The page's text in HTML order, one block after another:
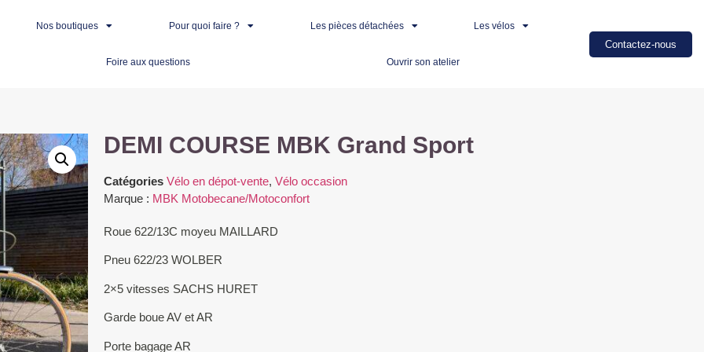
Nos boutiques Pour quoi faire ? Les pièces détachées Les vélos
Foire aux questions Ouvrir son atelier
Contactez-nous
DEMI COURSE MBK Grand Sport
Catégories Vélo en dépot-vente, Vélo occasion
Marque : MBK Motobecane/Motoconfort
Roue 622/13C moyeu MAILLARD
Pneu 622/23 WOLBER
2×5 vitesses SACHS HURET
Garde boue AV et AR
Porte bagage AR